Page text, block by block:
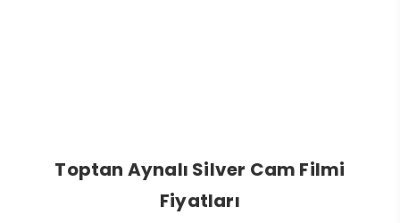
Toptan Aynalı Silver Cam Filmi
Fiyatları